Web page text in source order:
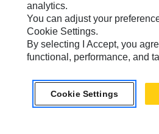
Mis Preferencias De Marketing
Site Map
Cookie Settings
analytics.
You can adjust your
Cookie Settings.
By selecting I Accept, you
functional, performance, and
Cookie Settings